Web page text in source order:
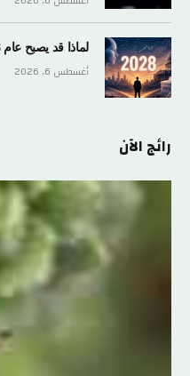
لماذا قد يصبح عام 2028 نقطة تحول عالمية؟
أغسطس 6, 2026
رائج الآن